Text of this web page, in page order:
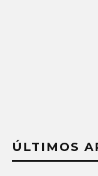
ÚLTIMOS